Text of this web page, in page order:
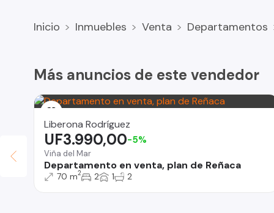
Inicio Inmuebles Venta Departamentos
Más anuncios de este vendedor
Liberona Rodríguez
Viña del Mar
Departamento en venta, plan de Reñaca
UF3.990,00-5%
70 m2 2 1 2